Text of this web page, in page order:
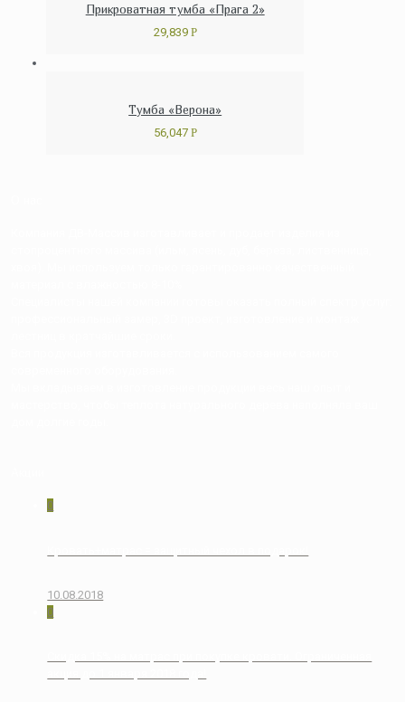
Прикроватная тумба «Прага 2»
29,839 Р
Тумба «Верона»
56,047 Р
0
10.08.2018
0